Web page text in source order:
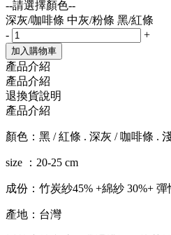
--請選擇顏色--
深灰/咖啡條 中灰/粉條 黑/紅條
-
+
加入購物車
產品介紹
產品介紹
退換貨說明
產品介紹
顏色：黑 / 紅條 . 深灰 / 咖啡條 .
size ：20-25 cm
成份：竹炭紗45% +綿紗 30%+ 彈
產地：台灣